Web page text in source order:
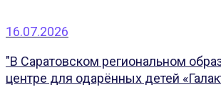
16.07.2026
"В Саратовском региональном
центре для одарённых детей